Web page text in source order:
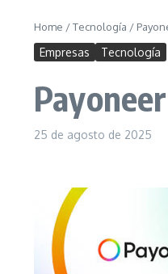
Home /Tecnología /
Empresas Tecnología
25 de agosto de 2025